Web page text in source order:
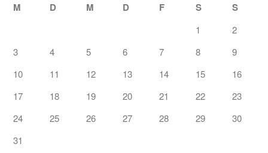
M D M D F S S
1
2
3
4 5 6 7 8
9
10
11 12 13 14 15
16
17
18 19 20 21 22
23
24
25 26 27 28 29
30
31